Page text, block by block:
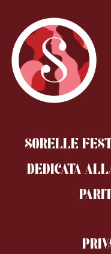
SORELLE
DEDICATA